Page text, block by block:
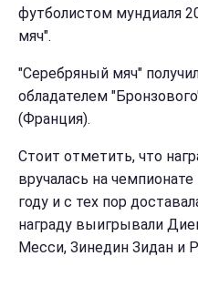
футболистом мундиаля
мяч".
"Серебряный мяч"
обладателем
(Франция).
Стоит отметить, что
вручалась на
году и с тех пор
награду выигрывали
Месси, Зинедин Зидан и